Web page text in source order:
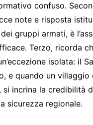
confuso.
note e risposta
gruppi armati, è
Terzo, ricorda
isolata: il
e quando un villaggio
si incrina la credibilità
sicurezza regionale.